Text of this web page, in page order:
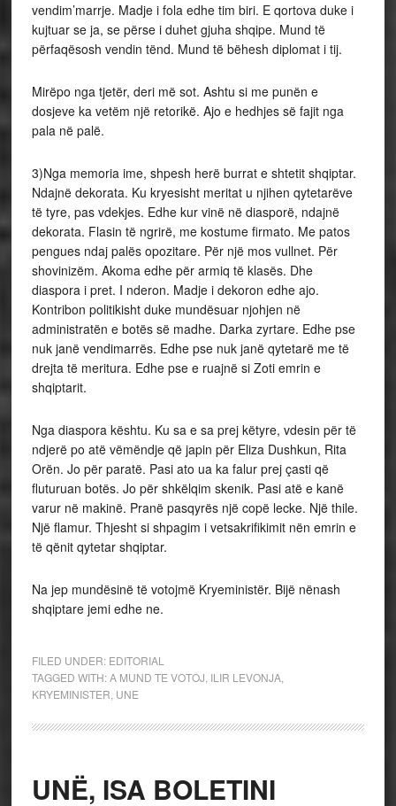
vendim’marrje. Madje i fola edhe tim biri. E qortova duke i
kujtuar se ja, se përse i duhet gjuha shqipe. Mund të
përfaqësosh vendin tënd. Mund të bëhesh diplomat i tij.
Mirëpo nga tjetër, deri më sot. Ashtu si me punën e
dosjeve ka vetëm një retorikë. Ajo e hedhjes së fajit nga
pala në palë.
3)Nga memoria ime, shpesh herë burrat e shtetit shqiptar.
Ndajnë dekorata. Ku kryesisht meritat u njihen qytetarëve
të tyre, pas vdekjes. Edhe kur vinë në diasporë, ndajnë
dekorata. Flasin të ngrirë, me kostume firmato. Me patos
pengues ndaj palës opozitare. Për një mos vullnet. Për
shovinizëm. Akoma edhe për armiq të klasës. Dhe
diaspora i pret. I nderon. Madje i dekoron edhe ajo.
Kontribon politikisht duke mundësuar njohjen në
administratën e botës së madhe. Darka zyrtare. Edhe pse
nuk janë vendimarrës. Edhe pse nuk janë qytetarë me të
drejta të meritura. Edhe pse e ruajnë si Zoti emrin e
shqiptarit.
Nga diaspora kështu. Ku sa e sa prej këtyre, vdesin për të
ndjerë po atë vëmëndje që japin për Eliza Dushkun, Rita
Orën. Jo për paratë. Pasi ato ua ka falur prej çasti që
fluturuan botës. Jo për shkëlqim skenik. Pasi atë e kanë
varur në makinë. Pranë pasqyrës një copë lecke. Një thile.
Një flamur. Thjesht si shpagim i vetsakrifikimit nën emrin e
të qënit qytetar shqiptar.
Na jep mundësinë të votojmë Kryeministër. Bijë nënash
shqiptare jemi edhe ne.
FILED UNDER: EDITORIAL
TAGGED WITH:A MUND TE VOTOJ ILIR LEVONJA,
KRYEMINISTER UNE
UNË, ISA BOLETINI